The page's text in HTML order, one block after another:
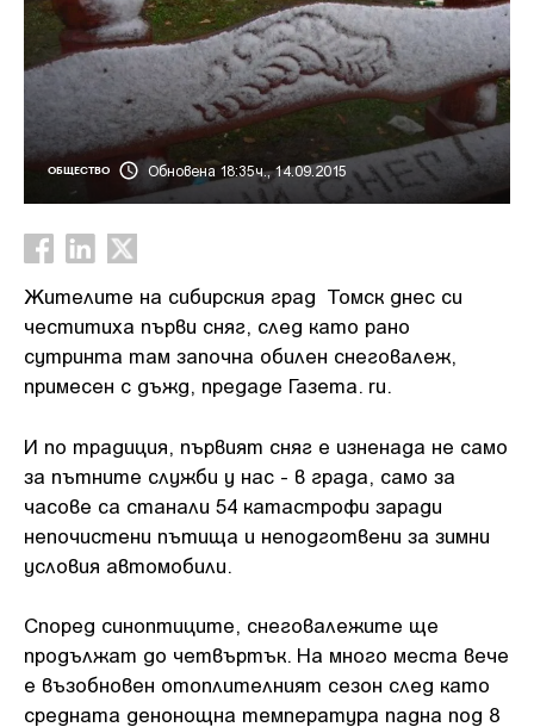
ОБЩЕСТВО Обновена 18:35ч., 14.09.2015
Жителите на сибирския град Томск днес си
честитиха първи сняг, след като рано
сутринта там започна обилен снеговалеж,
примесен с дъжд, предаде Газета. ru.
И по традиция, първият сняг е изненада не само
за пътните служби у нас - в града, само за
часове са станали 54 катастрофи заради
непочистени пътища и неподготвени за зимни
условия автомобили.
Според синоптиците, снеговалежите ще
продължат до четвъртък. На много места вече
е възобновен отоплителният сезон след като
средната денонощна температура падна под 8